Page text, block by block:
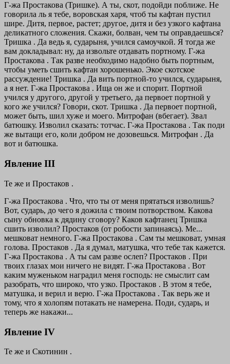
Г-жа Простакова (Тришке). А ты, скот, подойди поближе. Не
говорила ль я тебе, воровская харя, чтоб ты кафтан пустил
шире. Дитя, первое, растет; другое, дитя и без узкого кафтана
деликатного сложения. Скажи, болван, чем ты оправдаешься?
Тришка . Да ведь я, сударыня, учился самоучкой. Я тогда же
вам докладывал: ну, да извольте отдавать портному. Г-жа
Простакова . Так разве необходимо надобно быть портным,
чтобы уметь сшить кафтан хорошенько. Экое скотское
рассуждение! Тришка . Да вить портной-то учился, сударыня,
а я нет. Г-жа Простакова . Ища он же и спорит. Портной
учился у другого, другой у третьего, да первоет портной у
кого же учился? Говори, скот. Тришка . Да первоет портной,
может быть, шил хуже и моего. Митрофан (вбегает). Звал
батюшку. Изволил сказать: тотчас. Г-жа Простакова . Так поди
же вытащи его, коли добром не дозовешься. Митрофан . Да
вот и батюшка.
Явление III
Те же и Простаков .
Г-жа Простакова . Что, что ты от меня прятаться изволишь?
Вот, сударь, до чего я дожила с твоим потворством. Какова
сыну обновка к дядину сговору? Каков кафтанец Тришка
сшить изволил? Простаков (от робости запинаясь). Ме...
мешковат немного. Г-жа Простакова . Сам ты мешковат, умная
голова. Простаков . Да я думал, матушка, что тебе так кажется.
Г-жа Простакова . А ты сам разве ослеп? Простаков . При
твоих глазах мои ничего не видят. Г-жа Простакова . Вот
каким муженьком наградил меня господь: не смыслит сам
разобрать, что широко, что узко. Простаков . В этом я тебе,
матушка, и верил и верю. Г-жа Простакова . Так верь же и
тому, что я холопям потакать не намерена. Поди, сударь, и
теперь же накажи...
Явление IV
Те же и Скотинин .